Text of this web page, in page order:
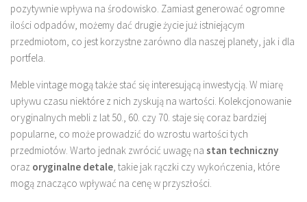
pozytywnie wpływa na środowisko. Zamiast generować ogromne
ilości odpadów, możemy dać drugie życie już istniejącym
przedmiotom, co jest korzystne zarówno dla naszej planety, jak i dla
portfela.
Meble vintage mogą także stać się interesującą inwestycją. W miarę
upływu czasu niektóre z nich zyskują na wartości. Kolekcjonowanie
oryginalnych mebli z lat 50., 60. czy 70. staje się coraz bardziej
popularne, co może prowadzić do wzrostu wartości tych
przedmiotów. Warto jednak zwrócić uwagę na stan techniczny
oraz oryginalne detale, takie jak rączki czy wykończenia, które
mogą znacząco wpływać na cenę w przyszłości.